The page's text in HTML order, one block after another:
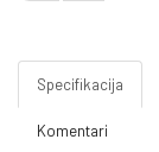
Specifikacija
Komentari